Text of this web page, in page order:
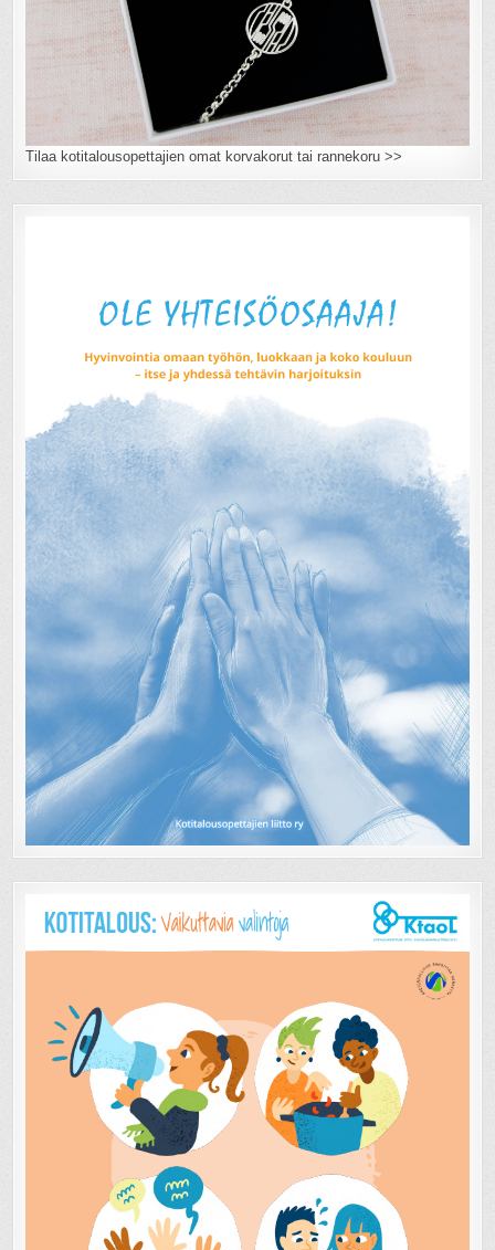
Tilaa kotitalousopettajien omat korvakorut tai rannekoru >>